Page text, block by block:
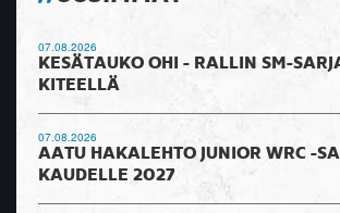
07.08.2026
KESÄTAUKO OHI - RALLIN SM-
KITEELLÄ
07.08.2026
AATU HAKALEHTO JUNIOR WRC -
KAUDELLE 2027